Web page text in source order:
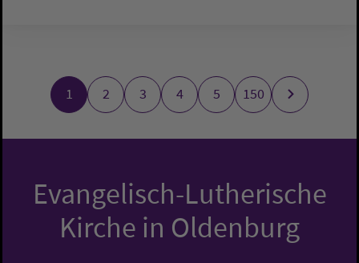
1 2 3 4 5 150
Evangelisch-Lutherische
Kirche in Oldenburg